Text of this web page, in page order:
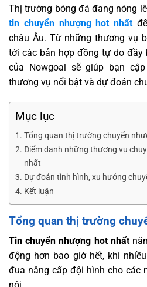
Thị trường bóng đá đang nóng
tin chuyển nhượng hot nhất
châu Âu. Từ những thương vụ
tới các bản hợp đồng tự do đầy
của Nowgoal sẽ giúp bạn
thương vụ nổi bật và dự đoán
Mục lục
Tổng quan thị trường chuyển
Điểm danh những thương vụ
nhất
Dự đoán tình hình, xu hướng
Kết luận
Tổng quan thị trường
Tin chuyển nhượng hot nhất
động hơn bao giờ hết, khi
đua nâng cấp đội hình cho các